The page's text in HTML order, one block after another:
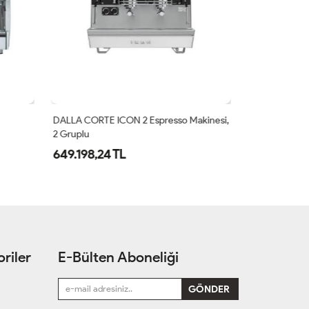
DALLA CORTE ICON 2 Espresso Makinesi,
2 Gruplu
649.198,24 TL
E-Bülten Aboneliği